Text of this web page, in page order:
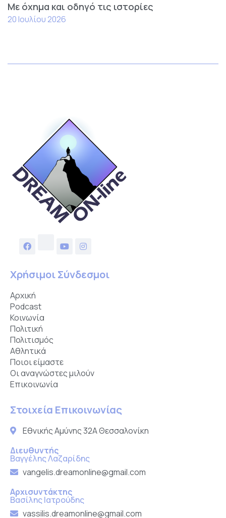
Με όχημα και οδηγό τις ιστορίες
20 Ιουλίου 2026
Χρήσιμοι Σύνδεσμοι
Αρχική
Podcast
Κοινωνία
Πολιτική
Πολιτισμός
Αθλητικά
Ποιοι είμαστε
Οι αναγνώστες μιλούν
Επικοινωνία
Στοιχεία Επικοινωνίας
Εθνικής Αμύνης 32Α Θεσσαλονίκη
Διευθυντής
Βαγγέλης Λαζαρίδης
vangelis.dreamonline@gmail.com
Αρχισυντάκτης
Βασίλης Ιατρούδης
vassilis.dreamonline@gmail.com